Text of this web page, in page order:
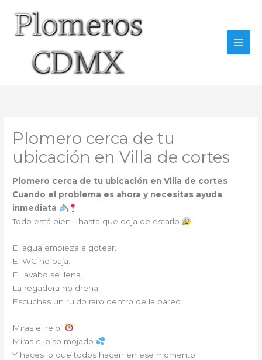
contenido
Plomero cerca de tu
ubicación en Villa de cortes
Plomero cerca de tu ubicación en Villa de cortes
Cuando el problema es ahora y necesitas ayuda
inmediata
Todo está bien… hasta que deja de estarlo
El agua empieza a gotear.
El WC no baja.
El lavabo se llena.
La regadera no drena.
Escuchas un ruido raro dentro de la pared.
Miras el reloj
Miras el piso mojado
Y haces lo que todos hacen en ese momento: